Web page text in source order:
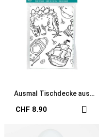
Ausmal Tischdecke aus
CHF 8.90